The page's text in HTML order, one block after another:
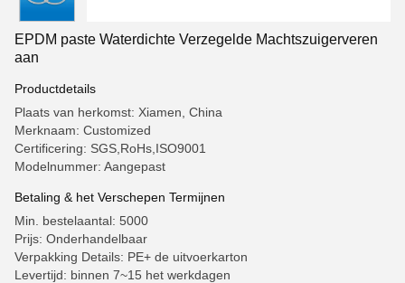
EPDM paste Waterdichte Verzegelde Machtszuigerveren
aan
Productdetails
Plaats van herkomst: Xiamen, China
Merknaam: Customized
Certificering: SGS,RoHs,ISO9001
Modelnummer: Aangepast
Betaling & het Verschepen Termijnen
Min. bestelaantal: 5000
Prijs: Onderhandelbaar
Verpakking Details: PE+ de uitvoerkarton
Levertijd: binnen 7~15 het werkdagen